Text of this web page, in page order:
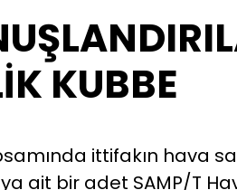
KUBBE
ittifakın hava
ait bir adet SAMP/T